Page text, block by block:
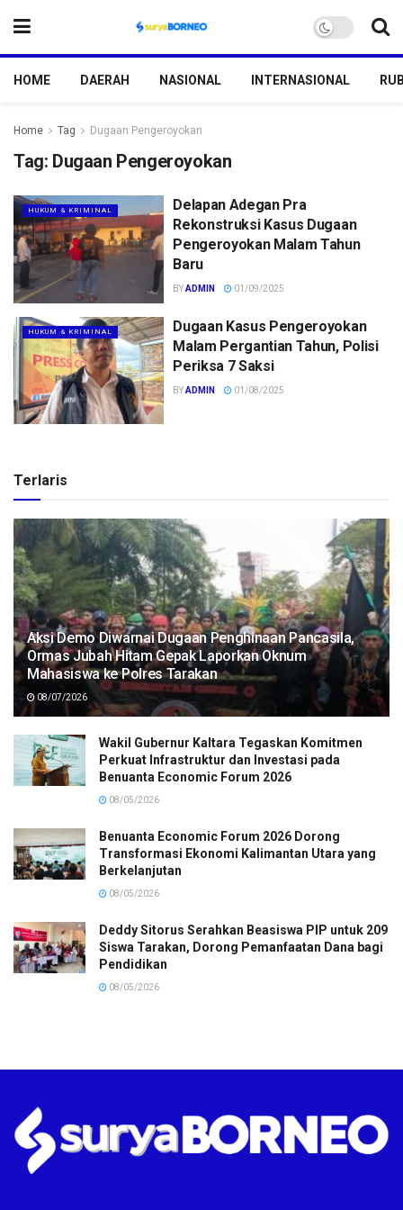
HOME DAERAH NASIONAL INTERNASIONAL
Home Tag Dugaan Pengeroyokan
Tag: Dugaan Pengeroyokan
HUKUM & KRIMINAL
Delapan Adegan Pra
Rekonstruksi Kasus Dugaan
Pengeroyokan Malam Tahun
Baru
BYADMIN 01/09/2025
HUKUM & KRIMINAL
Dugaan Kasus Pengeroyokan
Malam Pergantian Tahun, Polisi
Periksa 7 Saksi
BYADMIN 01/08/2025
Terlaris
Aksi Demo Diwarnai Dugaan Penghinaan Pancasila,
Ormas Jubah Hitam Gepak Laporkan Oknum
Mahasiswa ke Polres Tarakan
08/07/2026
Wakil Gubernur Kaltara Tegaskan Komitmen
Perkuat Infrastruktur dan Investasi pada
Benuanta Economic Forum 2026
08/05/2026
Benuanta Economic Forum 2026 Dorong
Transformasi Ekonomi Kalimantan Utara yang
Berkelanjutan
08/05/2026
Deddy Sitorus Serahkan Beasiswa PIP untuk 209
Siswa Tarakan, Dorong Pemanfaatan Dana bagi
Pendidikan
08/05/2026